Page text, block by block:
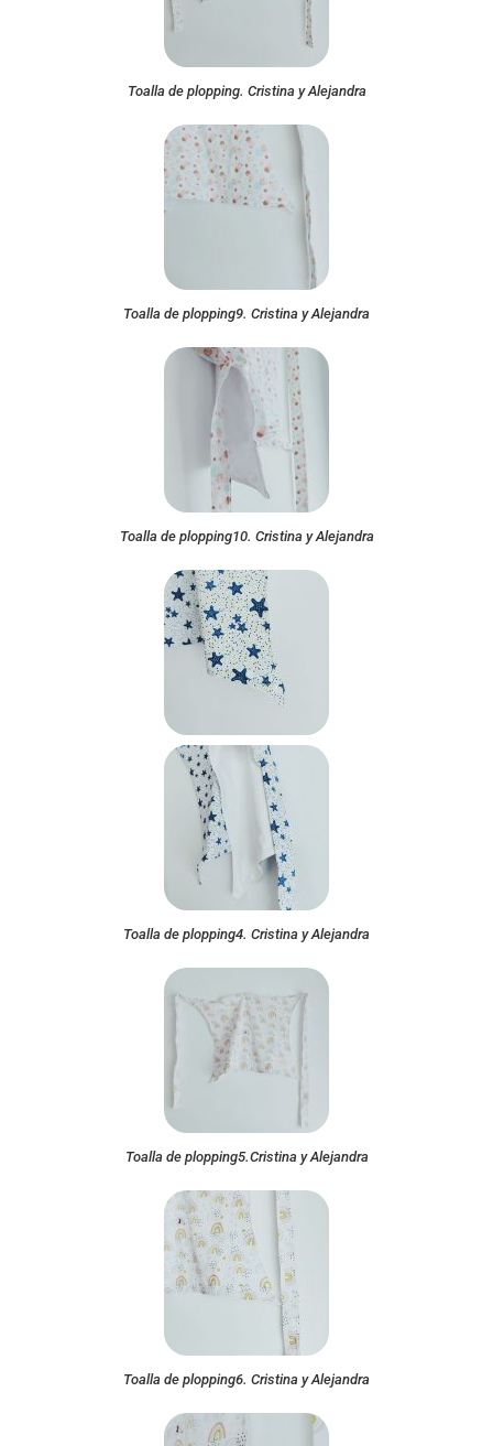
Toalla de plopping. Cristina y Alejandra
Toalla de plopping9. Cristina y Alejandra
Toalla de plopping10. Cristina y Alejandra
Toalla de plopping4. Cristina y Alejandra
Toalla de plopping5.Cristina y Alejandra
Toalla de plopping6. Cristina y Alejandra